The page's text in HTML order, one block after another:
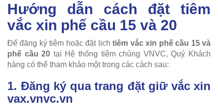
Hướng dẫn cách đặt tiêm
vắc xin phế cầu 15 và 20
Để đăng ký tiêm hoặc đặt lịchtiêm vắc xin phế cầu 15 và
phế cầu 20 tại Hệ thống tiêm chủng VNVC, Quý Khách
hàng có thể tham khảo một trong các cách sau:
1. Đăng ký qua trang đặt giữ vắc xin
vax.vnvc.vn